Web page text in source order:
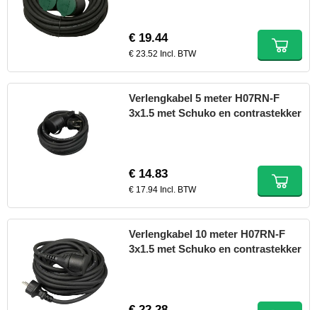
€ 19.44
€ 23.52 Incl. BTW
Verlengkabel 5 meter H07RN-F
3x1.5 met Schuko en contrastekker
€ 14.83
€ 17.94 Incl. BTW
Verlengkabel 10 meter H07RN-F
3x1.5 met Schuko en contrastekker